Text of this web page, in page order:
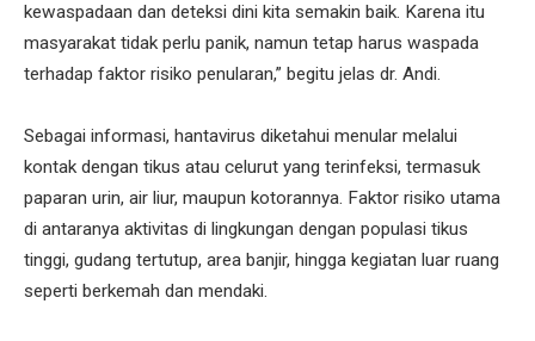
kewaspadaan dan deteksi dini kita semakin baik. Karena itu
masyarakat tidak perlu panik, namun tetap harus waspada
terhadap faktor risiko penularan,” begitu jelas dr. Andi.
Sebagai informasi, hantavirus diketahui menular melalui
kontak dengan tikus atau celurut yang terinfeksi, termasuk
paparan urin, air liur, maupun kotorannya. Faktor risiko utama
di antaranya aktivitas di lingkungan dengan populasi tikus
tinggi, gudang tertutup, area banjir, hingga kegiatan luar ruang
seperti berkemah dan mendaki.